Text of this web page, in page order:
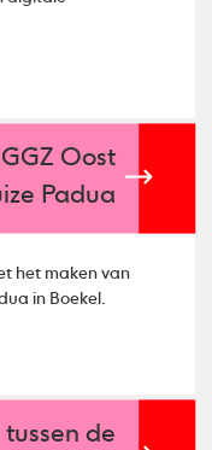
Oost
Padua
het maken van
in Boekel.
de